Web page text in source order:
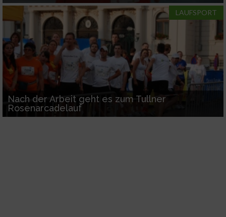
LAUFSPORT
Nach der Arbeit geht es zum Tullner
Rosenarcadelauf